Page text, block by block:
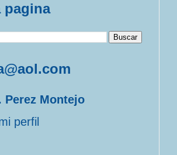
pagina
Perez Montejo
perfil